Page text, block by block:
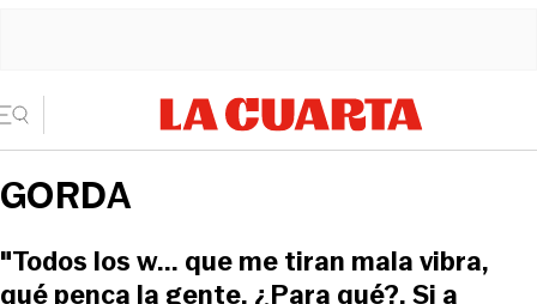
GORDA
"Todos los w... que me tiran mala vibra,
qué penca la gente. ¿Para qué?. Si a